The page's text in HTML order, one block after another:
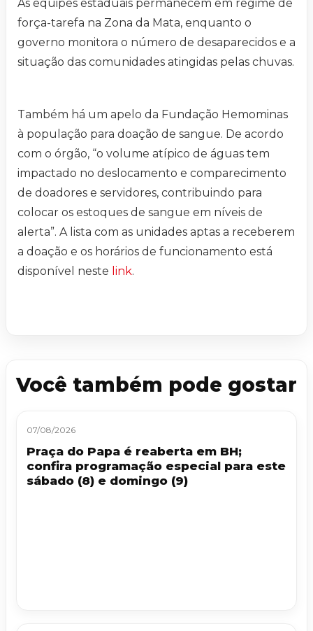
As equipes estaduais permanecem em regime de
força-tarefa na Zona da Mata, enquanto o
governo monitora o número de desaparecidos e a
situação das comunidades atingidas pelas chuvas.
Também há um apelo da Fundação Hemominas
à população para doação de sangue. De acordo
com o órgão, “o volume atípico de águas tem
impactado no deslocamento e comparecimento
de doadores e servidores, contribuindo para
colocar os estoques de sangue em níveis de
alerta”. A lista com as unidades aptas a receberem
a doação e os horários de funcionamento está
disponível neste link.
Você também pode gostar
07/08/2026
Praça do Papa é reaberta em BH;
confira programação especial para este
sábado (8) e domingo (9)